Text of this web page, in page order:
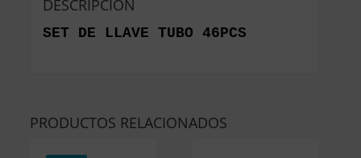
DESCRIPCIÓN
SET DE LLAVE TUBO 46PCS
PRODUCTOS RELACIONADOS